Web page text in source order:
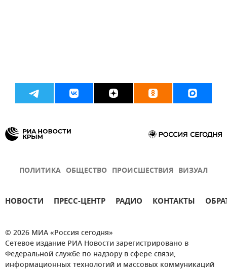
ПОЛИТИКА ОБЩЕСТВО ПРОИСШЕСТВИЯ ВИЗУАЛ
НОВОСТИ ПРЕСС-ЦЕНТР РАДИО КОНТАКТЫ
© 2026 МИА «Россия сегодня»
Сетевое издание РИА Новости зарегистрировано в
Федеральной службе по надзору в сфере связи,
информационных технологий и массовых коммуникаций